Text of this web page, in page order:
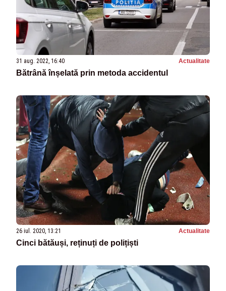
31 aug. 2022, 16:40 Actualitate
Bătrână înșelată prin metoda accidentul
26 iul. 2020, 13:21 Actualitate
Cinci bătăuși, reținuți de polițiști